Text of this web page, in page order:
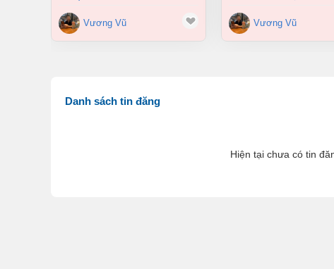
TỶ
Vương Vũ Vương Vũ
Danh sách tin đăng
Hiện tại chưa có tin